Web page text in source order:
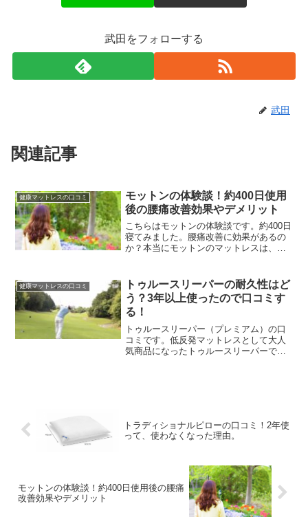
武田をフォローする
武田
関連記事
健康マットレスの口コミ
モットンの体験談！約400日使用
後の腰痛改善効果やデメリット
こちらはモットンの体験談です。約400日
寝てみました。腰痛改善に効果があるの
か？本当にモットンのマットレスは、魅
ットやデメリットを解説していきます。
マットレスにお悩みの方には是非読んで
欲しいです。
健康マットレスの口コミ
トゥルースリーパーの耐久性はど
う？3年以上使ったので口コミす
る！
トゥルースリーパー（プレミアム）の口
コミです。低反発マットレスとして大人
気商品になったトゥルースリーパーです
トラディショナルピローの口コミ！2年使
って、使わなくなった理由。
モットンの体験談！約400日使用後の腰痛
改善効果やデメリット